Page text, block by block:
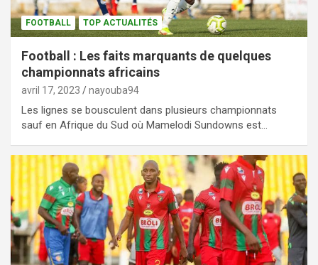
FOOTBALL TOP ACTUALITÉS
Football : Les faits marquants de quelques
championnats africains
avril 17, 2023 nayouba94
Les lignes se bousculent dans plusieurs championnats
sauf en Afrique du Sud où Mamelodi Sundowns est…